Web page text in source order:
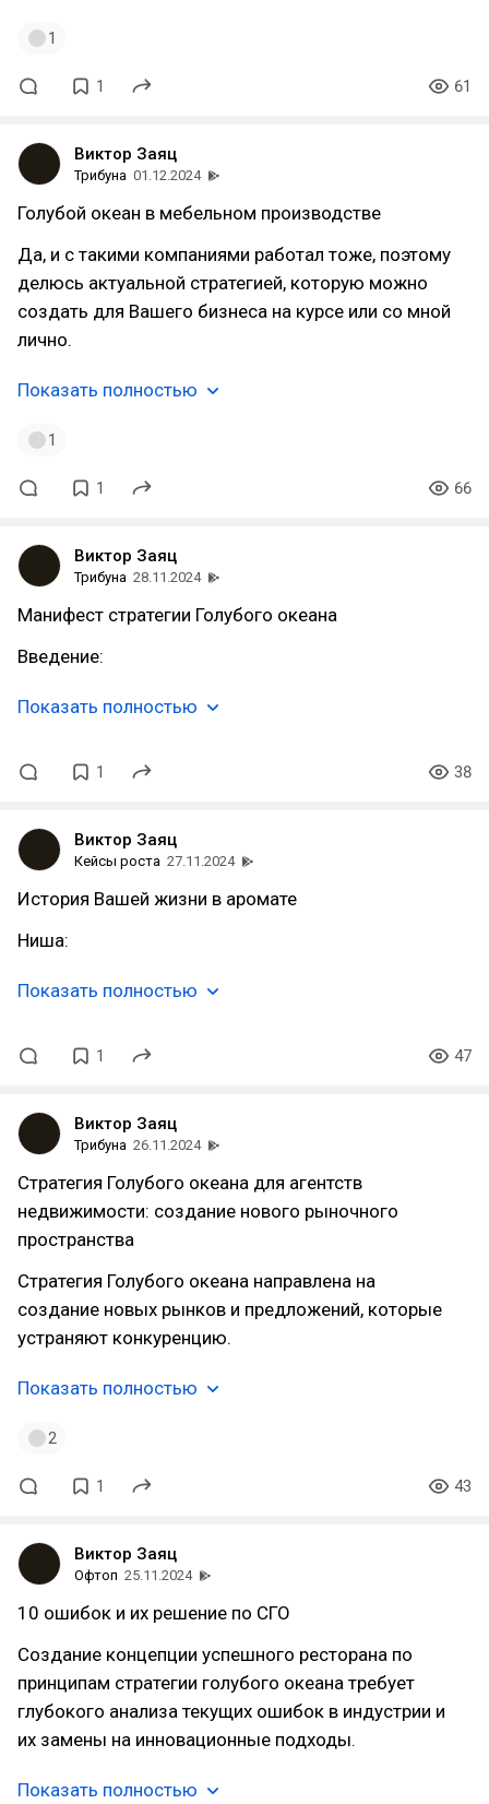
1
1 61
Виктор Заяц
Трибуна 01.12.2024
Голубой океан в мебельном производстве
Да, и с такими компаниями работал тоже, поэтому
делюсь актуальной стратегией, которую можно
создать для Вашего бизнеса на курсе или со мной
лично.
Показать полностью
1
1 66
Виктор Заяц
Трибуна 28.11.2024
Манифест стратегии Голубого океана
Введение:
Показать полностью
1 38
Виктор Заяц
Кейсы роста 27.11.2024
История Вашей жизни в аромате
Ниша:
Показать полностью
1 47
Виктор Заяц
Трибуна 26.11.2024
Стратегия Голубого океана для агентств
недвижимости: создание нового рыночного
пространства
Стратегия Голубого океана направлена на
создание новых рынков и предложений, которые
устраняют конкуренцию.
Показать полностью
2
1 43
Виктор Заяц
Офтоп 25.11.2024
10 ошибок и их решение по СГО
Создание концепции успешного ресторана по
принципам стратегии голубого океана требует
глубокого анализа текущих ошибок в индустрии и
их замены на инновационные подходы.
Показать полностью